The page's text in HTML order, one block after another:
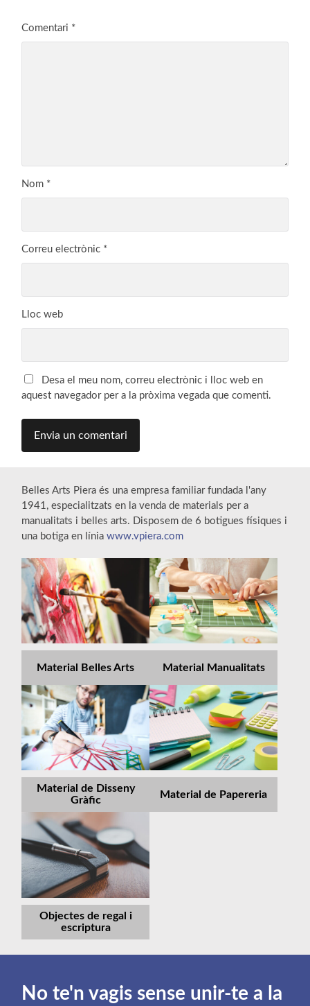
Comentari *
Nom *
Correu electrònic *
Lloc web
Desa el meu nom, correu electrònic i lloc web en
aquest navegador per a la pròxima vegada que comenti.
Belles Arts Piera és una empresa familiar fundada l'any
1941, especialitzats en la venda de materials per a
manualitats i belles arts. Disposem de 6 botigues físiques i
una botiga en líniawww.vpiera.com
Material Belles Arts Material Manualitats
Material de Disseny
Gràfic
Material de Papereria
Objectes de regal i
escriptura
No te'n vagis sense unir-te a la